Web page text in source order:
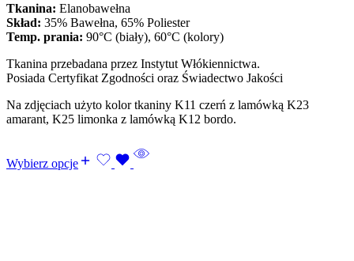
Tkanina: Elanobawełna
Skład: 35% Bawełna, 65% Poliester
Temp. prania: 90°C (biały), 60°C (kolory)
Tkanina przebadana przez Instytut Włókiennictwa.
Posiada Certyfikat Zgodności oraz Świadectwo Jakości
Na zdjęciach użyto kolor tkaniny K11 czerń z lamówką K23
amarant, K25 limonka z lamówką K12 bordo.
Wybierz opcje